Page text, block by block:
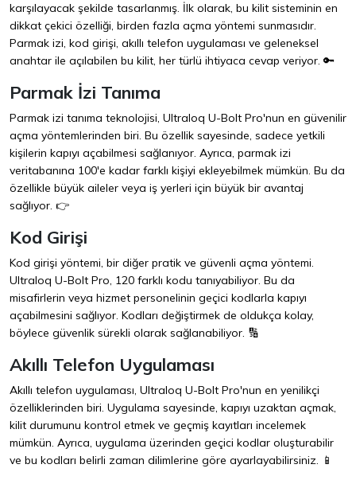
karşılayacak şekilde tasarlanmış. İlk olarak, bu kilit sisteminin en
dikkat çekici özelliği, birden fazla açma yöntemi sunmasıdır.
Parmak izi, kod girişi, akıllı telefon uygulaması ve geleneksel
anahtar ile açılabilen bu kilit, her türlü ihtiyaca cevap veriyor. 🔑
Parmak İzi Tanıma
Parmak izi tanıma teknolojisi, Ultraloq U-Bolt Pro'nun en güvenilir
açma yöntemlerinden biri. Bu özellik sayesinde, sadece yetkili
kişilerin kapıyı açabilmesi sağlanıyor. Ayrıca, parmak izi
veritabanına 100'e kadar farklı kişiyi ekleyebilmek mümkün. Bu da
özellikle büyük aileler veya iş yerleri için büyük bir avantaj
sağlıyor. 👉
Kod Girişi
Kod girişi yöntemi, bir diğer pratik ve güvenli açma yöntemi.
Ultraloq U-Bolt Pro, 120 farklı kodu tanıyabiliyor. Bu da
misafirlerin veya hizmet personelinin geçici kodlarla kapıyı
açabilmesini sağlıyor. Kodları değiştirmek de oldukça kolay,
böylece güvenlik sürekli olarak sağlanabiliyor. 🔢
Akıllı Telefon Uygulaması
Akıllı telefon uygulaması, Ultraloq U-Bolt Pro'nun en yenilikçi
özelliklerinden biri. Uygulama sayesinde, kapıyı uzaktan açmak,
kilit durumunu kontrol etmek ve geçmiş kayıtları incelemek
mümkün. Ayrıca, uygulama üzerinden geçici kodlar oluşturabilir
ve bu kodları belirli zaman dilimlerine göre ayarlayabilirsiniz. 📱